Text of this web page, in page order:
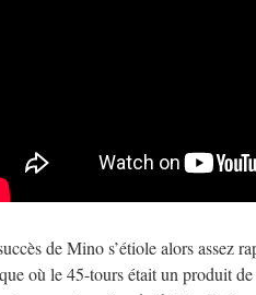
de Mino s’étiole alors assez
où le 45-tours était un produit